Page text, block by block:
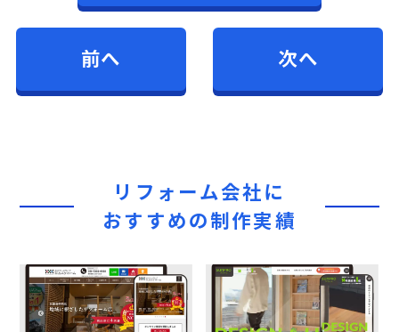
前へ 次へ
リフォーム会社に
おすすめの制作実績